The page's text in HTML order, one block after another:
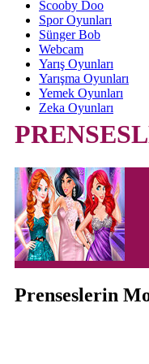
Scooby Doo
Spor Oyunları
Sünger Bob
Webcam
Yarış Oyunları
Yarışma Oyunları
Yemek Oyunları
Zeka Oyunları
Prenseslerin